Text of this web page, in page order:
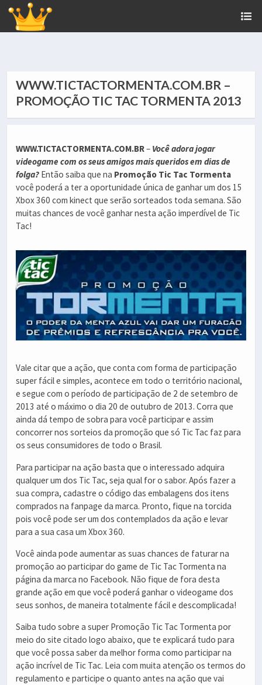
WWW.TICTACTORMENTA.COM.BR –
PROMOÇÃO TIC TAC TORMENTA 2013
WWW.TICTACTORMENTA.COM.BR– Você adora jogar
videogame com os seus amigos mais queridos em dias de
folga? Então saiba que na Promoção Tic Tac Tormenta
você poderá a ter a oportunidade única de ganhar um dos 15
Xbox 360 com kinect que serão sorteados toda semana. São
muitas chances de você ganhar nesta ação imperdível de Tic
Tac!
Vale citar que a ação, que conta com forma de participação
super fácil e simples, acontece em todo o território nacional,
e segue com o período de participação de 2 de setembro de
2013 até o máximo o dia 20 de outubro de 2013. Corra que
ainda dá tempo de sobra para você participar e assim
concorrer nos sorteios da promoção que só Tic Tac faz para
os seus consumidores de todo o Brasil.
Para participar na ação basta que o interessado adquira
qualquer um dos Tic Tac, seja qual for o sabor. Após fazer a
sua compra, cadastre o código das embalagens dos itens
comprados na fanpage da marca. Pronto, fique na torcida
pois você pode ser um dos contemplados da ação e levar
para a sua casa um Xbox 360.
Você ainda pode aumentar as suas chances de faturar na
promoção ao participar do game de Tic Tac Tormenta na
página da marca no Facebook. Não fique de fora desta
grande ação em que você poderá ganhar o videogame dos
seus sonhos, de maneira totalmente fácil e descomplicada!
Saiba tudo sobre a super Promoção Tic Tac Tormenta por
meio do site citado logo abaixo, que te explicará tudo para
que você possa saber da melhor forma como participar na
ação incrível de Tic Tac. Leia com muita atenção os termos do
regulamento e participe o quanto antes na ação que vai